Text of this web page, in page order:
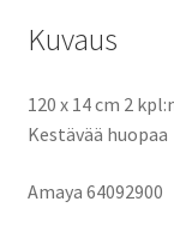
Kuvaus
120 x 14 cm 2
Kestävää huopaa
Amaya 64092900